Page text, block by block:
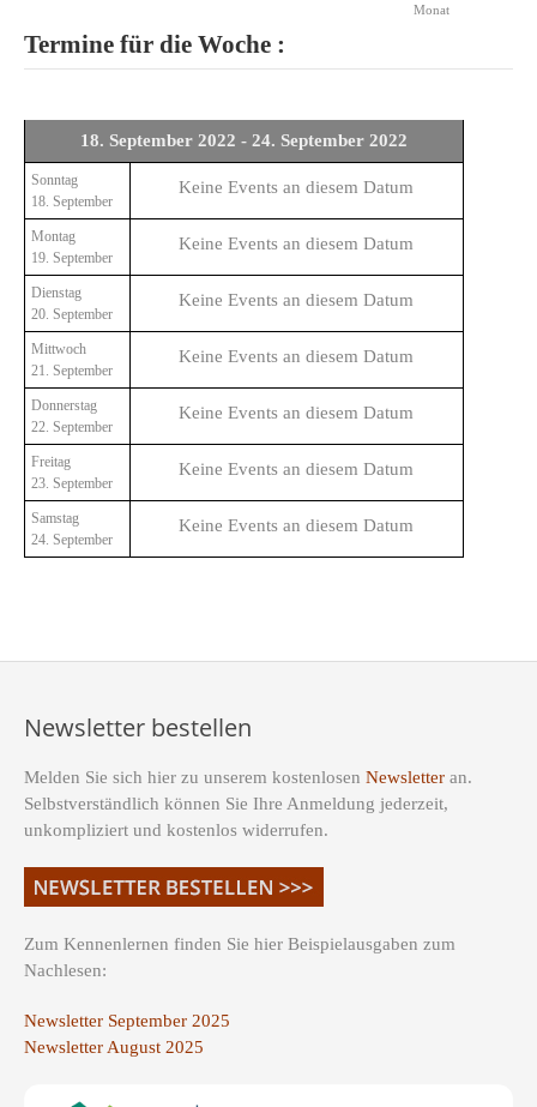
Monat
Termine für die Woche :
18. September 2022 - 24. September 2022
Sonntag
18. September
Keine Events an diesem Datum
Montag
19. September
Keine Events an diesem Datum
Dienstag
20. September
Keine Events an diesem Datum
Mittwoch
21. September
Keine Events an diesem Datum
Donnerstag
22. September
Keine Events an diesem Datum
Freitag
23. September
Keine Events an diesem Datum
Samstag
24. September
Keine Events an diesem Datum
Newsletter bestellen
Melden Sie sich hier zu unserem kostenlosen Newsletter an.
Selbstverständlich können Sie Ihre Anmeldung jederzeit,
unkompliziert und kostenlos widerrufen.
Zum Kennenlernen finden Sie hier Beispielausgaben zum
Nachlesen:
Newsletter September 2025
Newsletter August 2025